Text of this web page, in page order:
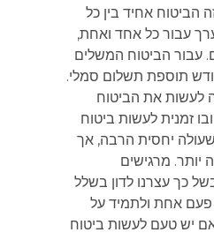
אחיד בין כל
עבור כל אחד ואחת,
הביטוח המשלים
תוספת תשלום סמלי.
את הביטוח
לעשות ביטוח
יחסית הרבה, אך
מרגישים
עצרנו לדון בשלל
אחת ולתמיד על
טעם לעשות ביטוח